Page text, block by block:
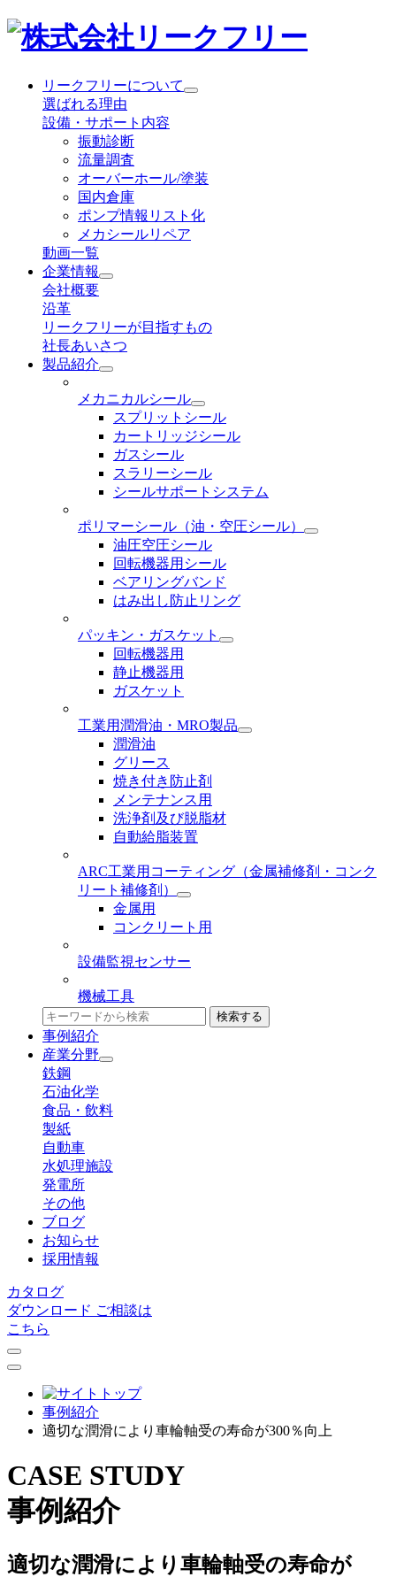
リークフリーについて
選ばれる理由
設備・サポート内容
振動診断
流量調査
オーバーホール/塗装
国内倉庫
ポンプ情報リスト化
メカシールリペア
動画一覧
企業情報
会社概要
沿革
リークフリーが目指すもの
社長あいさつ
製品紹介
メカニカルシール
スプリットシール
カートリッジシール
ガスシール
スラリーシール
シールサポートシステム
ポリマーシール （油・空圧シール）
油圧空圧シール
回転機器用シール
ベアリングバンド
はみ出し防止リング
パッキン・ガスケット
回転機器用
静止機器用
ガスケット
工業用潤滑油・MRO製品
潤滑油
グリース
焼き付き防止剤
メンテナンス用
洗浄剤及び脱脂材
自動給脂装置
ARC工業用コーティング （金属補修剤・コンク
リート補修剤）
金属用
コンクリート用
設備監視センサー
機械工具
検索する
事例紹介
産業分野
鉄鋼
石油化学
食品・飲料
製紙
自動車
水処理施設
発電所
その他
ブログ
お知らせ
採用情報
カタログ
ダウンロード ご相談は
こちら
事例紹介
適切な潤滑により車輪軸受の寿命が300％向上
CASE STUDY
事例紹介
適切な潤滑により車輪軸受の寿命が